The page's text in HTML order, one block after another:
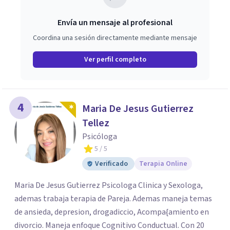
Envía un mensaje al profesional
Coordina una sesión directamente mediante mensaje
Ver perfil completo
4
Maria De Jesus Gutierrez
Tellez
Psicóloga
5 / 5
Verificado
Terapia Online
Maria De Jesus Gutierrez Psicologa Clinica y Sexologa,
ademas trabaja terapia de Pareja. Ademas maneja temas
de ansieda, depresion, drogadiccio, Acompa{amiento en
divorcio. Maneja enfoque Cognitivo Conductual. Con 20